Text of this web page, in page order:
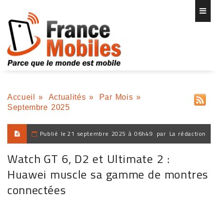
Accueil » Actualités » Par Mois »
Septembre 2025
Publié le 21 septembre 2025 à 06h49 par La rédaction
Watch GT 6, D2 et Ultimate 2 :
Huawei muscle sa gamme de montres
connectées